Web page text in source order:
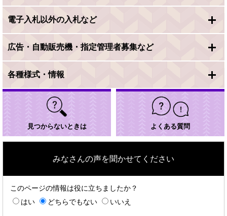
電子入札以外の入札など
広告・自動販売機・指定管理者募集など
各種様式・情報
見つからないときは よくある質問
みなさんの声を聞かせてください
このページの情報は役に立ちましたか？
はい
どちらでもない いいえ